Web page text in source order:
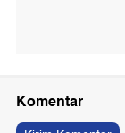
Komentar